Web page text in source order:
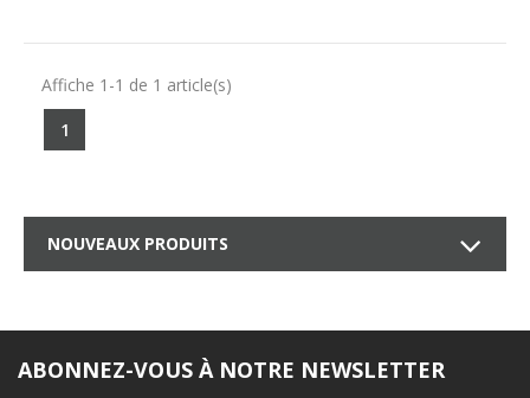
Affiche 1-1 de 1 article(s)
1
NOUVEAUX PRODUITS
ABONNEZ-VOUS À NOTRE NEWSLETTER